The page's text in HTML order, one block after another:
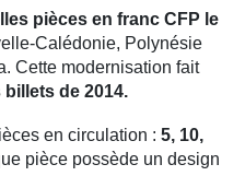
pièces en franc CFP le
Calédonie, Polynésie
Cette modernisation fait
de 2014.
en circulation : 5, 10,
pièce possède un design